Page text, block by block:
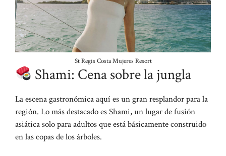
St Regis Costa Mujeres Resort
Shami: Cena sobre la jungla
La escena gastronómica aquí es un gran resplandor para la
región. Lo más destacado es Shami, un lugar de fusión
asiática solo para adultos que está básicamente construido
en las copas de los árboles.